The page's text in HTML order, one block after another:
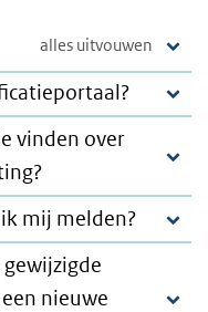
vinden over
mij melden?
nieuwe